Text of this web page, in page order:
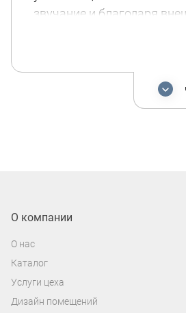
звучание и благодаря
индивидуальных
установки пассивного
потребуется: короб для
провода.
О компании
О нас
Каталог
Услуги цеха
Дизайн помещений